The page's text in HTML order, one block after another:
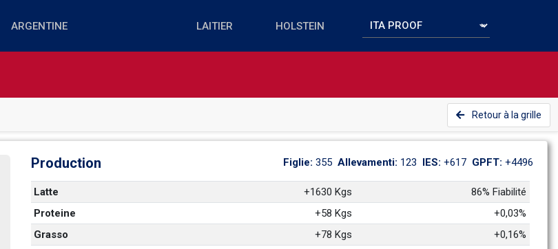
Retour à la grille
Production Figlie: 355 Allevamenti: 123 IES: +617 GPFT: +4496
Latte +1630 Kgs
86% Fiabilité
Proteine
+58 Kgs
+0,03%
Grasso
+78 Kgs
+0,16%